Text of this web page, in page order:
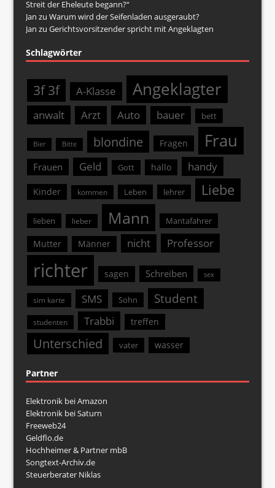
Streit der Eheleute begann?“
Jan zuWarum wird der Seifenladen ausgeraubt?
Jan zuGerichtsvorsitzender spricht mit Angeklagten
Schlagwörter
3f 3f A-Klasse Angeklagter
anwalt Arzt Auto bauer bett
Bier Bitte blondine Fragen Frau
Frauen Geld Gott hallo handy
Kinder kommen Leben lehrer Liebe
lieben lieber Mann Mantafahrer
Mutter Männer nicht Professor
richter sagen Schreiben sex
sim karte SMS Sohn Student
studenten Trabbi treffen
Unterschied vater wasser
Partner
Elektronik bei Amazon
Elektronik bei Saturn
Freeweb24
Geldflo.de
Hochheimer & Partner mbB
Songtext-Archiv.de
Steuerberater Niklas